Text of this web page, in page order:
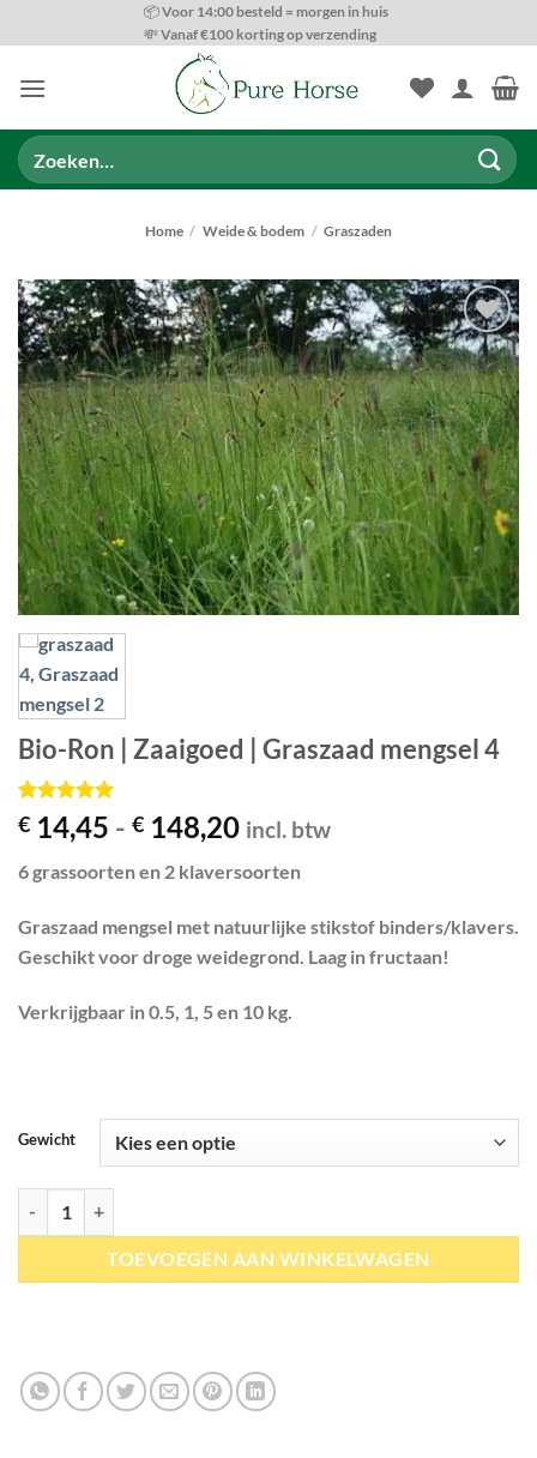
naar
📦 Voor 14:00 besteld = morgen in huis
💸 Vanaf €100 korting op verzending
Zoeken
naar:
Home / Weide & bodem / Graszaden
Toevoegen
aan
wenslijst
Bio-Ron | Zaaigoed | Graszaad mengsel 4
Gewaardeerd
5op 5
op
1
klant
€ 14,45 - € 148,20Prijsklasse:
tot
€ 148,20
incl. btw
6 grassoorten en 2 klaversoorten
Graszaad mengsel met natuurlijke stikstof binders/klavers.
Geschikt voor droge weidegrond. Laag in fructaan!
Verkrijgbaar in 0.5, 1, 5 en 10 kg.
Gewicht
TOEVOEGEN AAN WINKELWAGEN